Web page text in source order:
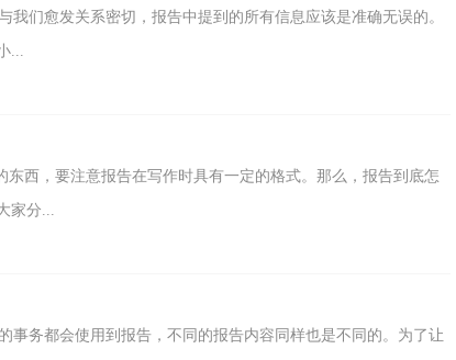
们愈发关系密切，报告中提到的所有信息应该是准确无误的。
...
西，要注意报告在写作时具有一定的格式。那么，报告到底怎
家分...
务都会使用到报告，不同的报告内容同样也是不同的。为了让